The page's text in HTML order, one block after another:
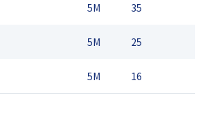
5M 35
5M 25
5M 16